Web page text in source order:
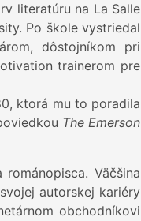
literatúru na La Salle
Po škole vystriedal
dôstojníkom pri
trainerom pre
ktorá mu to poradila
The Emerson
Väčšina
autorskej kariéry
obchodníkovi